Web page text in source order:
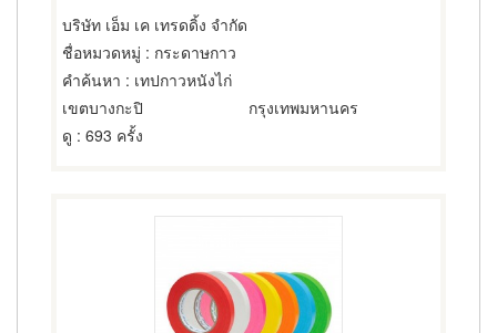
บริษัท เอ็ม เค เทรดดิ้ง จำกัด
ชื่อหมวดหมู่ : กระดาษกาว
คำค้นหา : เทปกาวหนังไก่
เขตบางกะปิ
กรุงเทพมหานคร
ดู : 693 ครั้ง